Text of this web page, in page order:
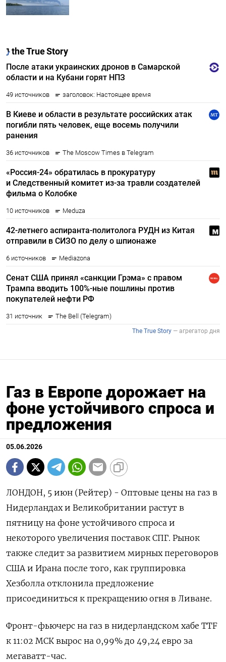
Газ в Европе дорожает на
фоне устойчивого спроса и
предложения
05.06.2026
ЛОНДОН, 5 июн (Рейтер) - Оптовые цены на газ в
Нидерландах и Великобритании растут в
пятницу на фоне устойчивого спроса и
некоторого ‌увеличения поставок СПГ. Рынок
также следит за развитием мирных переговоров
США и Ирана после того, как группировка
Хезболла отклонила предложение
присоединиться к ​прекращению огня в ​Ливане.
Фронт-фьючерс на ​газ в ⁠нидерландском хабе TTF
к 11:02 МСК вырос ‌на 0,99% до 49,24 ‌евро за
мегаватт-час.